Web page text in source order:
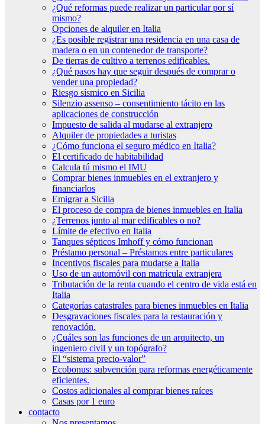
¿Qué reformas puede realizar un particular por sí
mismo?
Opciones de alquiler en Italia
¿Es posible registrar una residencia en una casa de
madera o en un contenedor de transporte?
De tierras de cultivo a terrenos edificables.
¿Qué pasos hay que seguir después de comprar o
vender una propiedad?
Riesgo sísmico en Sicilia
Silenzio assenso – consentimiento tácito en las
aplicaciones de construcción
Impuesto de salida al mudarse al extranjero
Alquiler de propiedades a turistas
¿Cómo funciona el seguro médico en Italia?
El certificado de habitabilidad
Calcula tú mismo el IMU
Comprar bienes inmuebles en el extranjero y
financiarlos
Emigrar a Sicilia
El proceso de compra de bienes inmuebles en Italia
¿Terrenos junto al mar edificables o no?
Límite de efectivo en Italia
Tanques sépticos Imhoff y cómo funcionan
Préstamo personal – Préstamos entre particulares
Incentivos fiscales para mudarse a Italia
Uso de un automóvil con matrícula extranjera
Tributación de la renta cuando el centro de vida está en
Italia
Categorías catastrales para bienes inmuebles en Italia
Desgravaciones fiscales para la restauración y
renovación.
¿Cuáles son las funciones de un arquitecto, un
ingeniero civil y un topógrafo?
El “sistema precio-valor”
Ecobonus: subvención para reformas energéticamente
eficientes.
Costos adicionales al comprar bienes raíces
Casas por 1 euro
contacto